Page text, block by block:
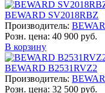
BEWARD SV2018RBZ
Производитель:
Розн. цена: 40 900 руб.
В корзину
BEWARD B2531RVZ2
Производитель:
Розн. цена: 32 500 руб.